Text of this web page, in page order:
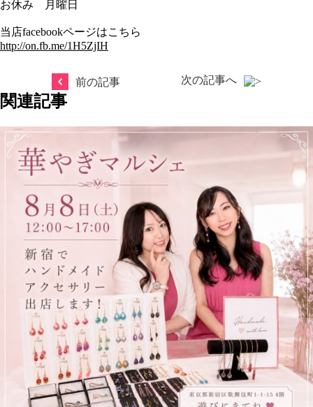
お休み 月曜日
当店facebookページはこちら
http://on.fb.me/1H5ZjIH
前の記事 次の記事へ
関連記事